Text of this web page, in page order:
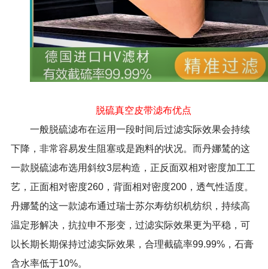
脱硫真空皮带滤布优点
一般脱硫滤布在运用一段时间后过滤实际效果会持续
下降，非常容易发生阻塞或是跑料的状况。而丹娜鸶的这
一款脱硫滤布选用斜纹3层构造，正反面双相对密度加工工
艺，正面相对密度260，背面相对密度200，透气性适度。
丹娜鸶的这一款滤布通过瑞士苏尔寿纺织机纺织，持续高
温定形解决，抗拉申不形变，过滤实际效果更为平稳，可
以长期长期保持过滤实际效果，合理截硫率99.99%，石膏
含水率低于10%。